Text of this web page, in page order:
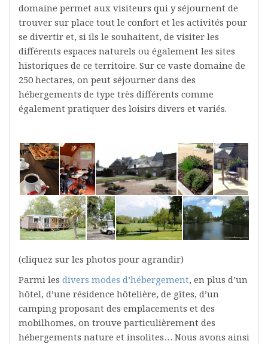
domaine permet aux visiteurs qui y séjournent de
trouver sur place tout le confort et les activités pour
se divertir et, si ils le souhaitent, de visiter les
différents espaces naturels ou également les sites
historiques de ce territoire. Sur ce vaste domaine de
250 hectares, on peut séjourner dans des
hébergements de type très différents comme
également pratiquer des loisirs divers et variés.
(cliquez sur les photos pour agrandir)
Parmi les divers modes d’hébergement, en plus d’un
hôtel, d’une résidence hôtelière, de gîtes, d’un
camping proposant des emplacements et des
mobilhomes, on trouve particulièrement des
hébergements nature et insolites… Nous avons ainsi